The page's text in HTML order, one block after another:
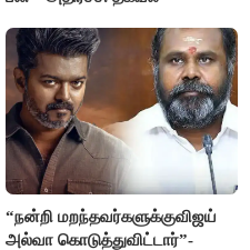
“நன்றி மறந்தவர்களுக்குவிஜய்
அல்வா கொடுத்துவிட்டார்”-